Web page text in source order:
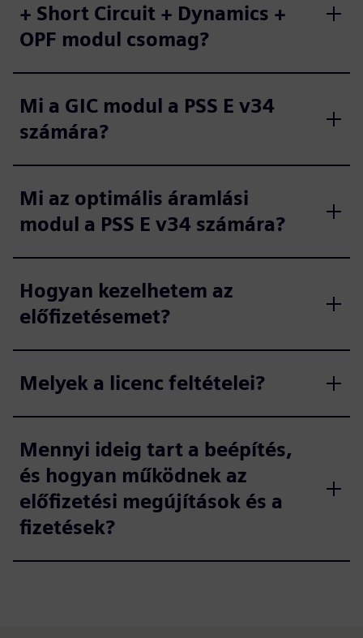
+ Short Circuit + Dynamics +
OPF modul csomag?
Mi a GIC modul a PSS E v34
számára?
Mi az optimális áramlási
modul a PSS E v34 számára?
Hogyan kezelhetem az
előfizetésemet?
Melyek a licenc feltételei?
Mennyi ideig tart a beépítés,
és hogyan működnek az
előfizetési megújítások és a
fizetések?